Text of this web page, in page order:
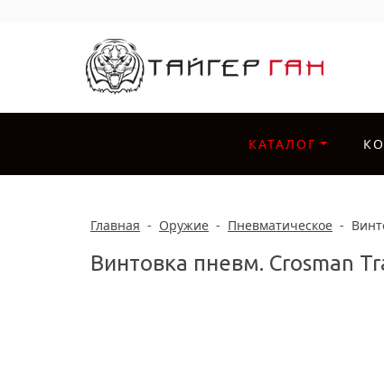
КАТАЛОГ
Главная - Оружие - Пневматическое -
Винтовка пневм. Crosman